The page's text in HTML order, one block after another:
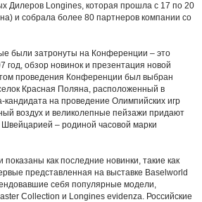
Дилеров Longines, которая прошла с 17 по 20
и собрала более 80 партнеров компании со
были затронуты на Конференции – это
год, обзор новинок и презентация новой
проведения Конференции был выбран
Красная Поляна, расположенный в
кандидата на проведение Олимпийских игр
воздух и великолепные пейзажи придают
Швейцарией – родиной часовой марки
как последние новинки, такие как
представленная на выставке Baselworld
себя популярные модели,
Collection и Longines evidenza. Российские